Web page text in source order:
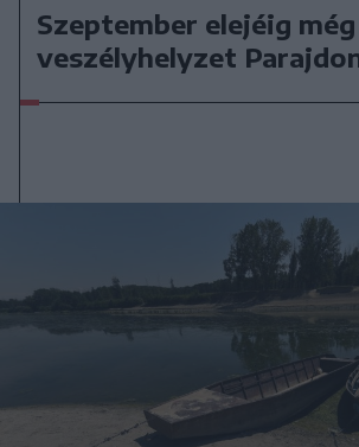
Szeptember elejéig
veszélyhelyzet